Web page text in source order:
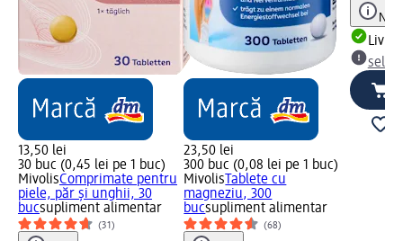
13,50 lei
30 buc (0,45 lei pe 1 buc)
MivolisComprimate pentru
piele, păr și unghii, 30
bucsupliment alimentar
(31)
23,50 lei
300 buc (0,08 lei pe 1 buc)
Mivolis Tablete cu
magneziu, 300
bucsupliment alimentar
(68)
Notă